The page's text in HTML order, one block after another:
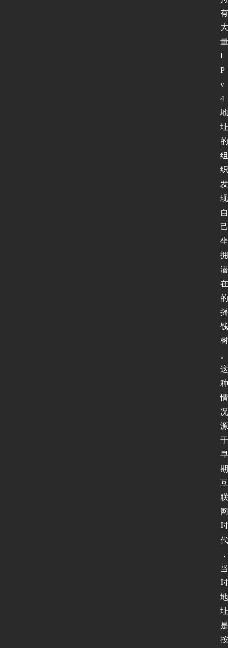
有
大
量
I
P
v
4
地
址
的
组
织
发
现
自
己
坐
拥
潜
在
的
摇
钱
树
。
这
种
情
况
源
于
早
期
互
联
网
时
代
，
当
时
地
址
是
按